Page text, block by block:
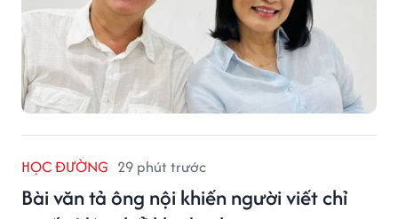
HỌC ĐƯỜNG 29 phút trước
Bài văn tả ông nội khiến người viết chỉ